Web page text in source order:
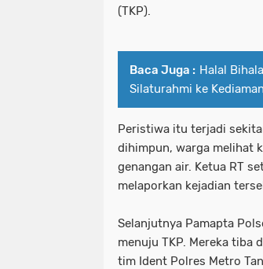
(TKP).
Baca Juga : Halal
Silaturahmi ke
Peristiwa itu terjadi
dihimpun, warga melihat
genangan air. Ketua RT
melaporkan kejadian
Selanjutnya Pamapta
menuju TKP. Mereka tiba
tim Ident Polres Metro